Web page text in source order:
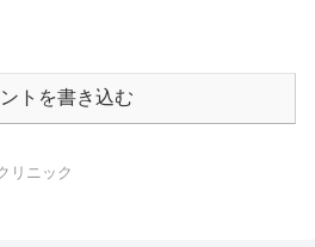
トを書き込む
リニック